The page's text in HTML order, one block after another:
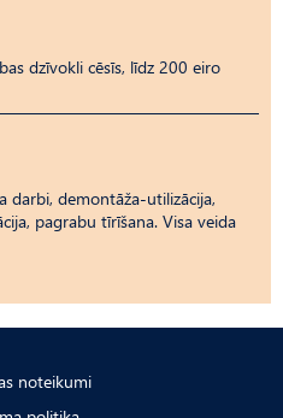
dzīvokli cēsīs, līdz 200 eiro
darbi, demontāža-utilizācija,
pagrabu tīrīšana. Visa veida
noteikumi